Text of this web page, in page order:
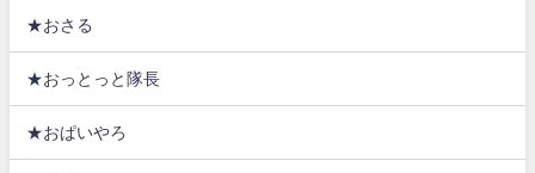
★おさる
★おっとっと隊長
★おぱいやろ